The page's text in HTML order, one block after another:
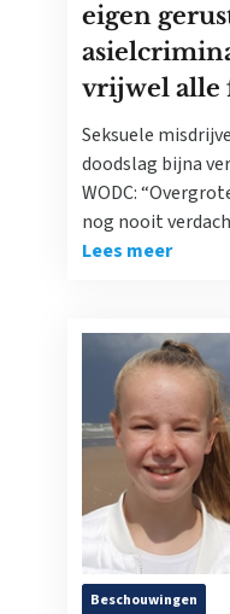
eigen
vrijwel alle
Seksuele
doodslag bijna
WODC:
nog nooit
Lees meer
Beschouwingen